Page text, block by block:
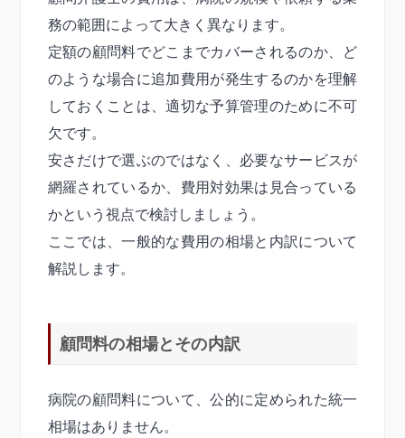
務の範囲によって大きく異なります。
定額の顧問料でどこまでカバーされるのか、ど
のような場合に追加費用が発生するのかを理解
しておくことは、適切な予算管理のために不可
欠です。
安さだけで選ぶのではなく、必要なサービスが
網羅されているか、費用対効果は見合っている
かという視点で検討しましょう。
ここでは、一般的な費用の相場と内訳について
解説します。
顧問料の相場とその内訳
病院の顧問料について、公的に定められた統一
相場はありません。